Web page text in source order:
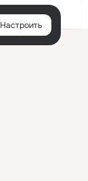
Войти
Настроить